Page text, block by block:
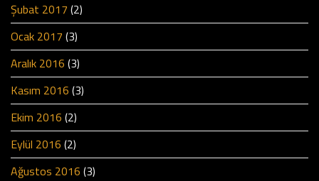
Şubat 2017 (2)
Ocak 2017 (3)
Aralık 2016 (3)
Kasım 2016 (3)
Ekim 2016 (2)
Eylül 2016 (2)
Ağustos 2016 (3)